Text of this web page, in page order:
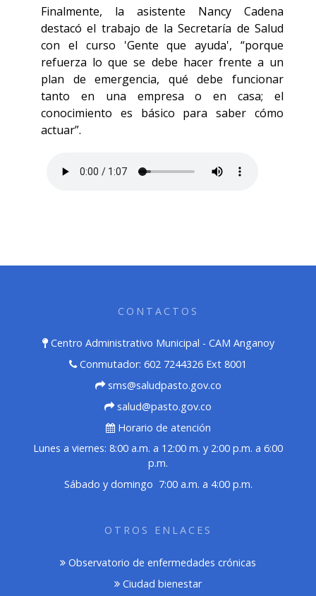
Finalmente, la asistente Nancy Cadena
destacó el trabajo de la Secretaría de Salud
con el curso 'Gente que ayuda', “porque
refuerza lo que se debe hacer frente a un
plan de emergencia, qué debe funcionar
tanto en una empresa o en casa; el
conocimiento es básico para saber cómo
actuar”.
CONTACTOS
Centro Administrativo Municipal - CAM Anganoy
Conmutador: 602 7244326 Ext 8001
sms@saludpasto.gov.co
salud@pasto.gov.co
Horario de atención
Lunes a viernes: 8:00 a.m. a 12:00 m. y 2:00 p.m. a 6:00
p.m.
Sábado y domingo 7:00 a.m. a 4:00 p.m.
OTROS ENLACES
Observatorio de enfermedades crónicas
Ciudad bienestar